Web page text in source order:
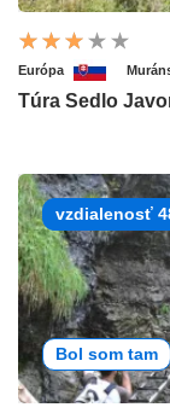
Európa
Túra Sedlo
vzdialenosť
Bol som tam